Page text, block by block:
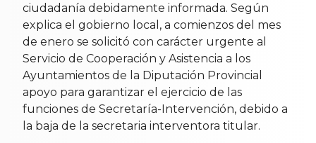
ciudadanía debidamente informada. Según
explica el gobierno local, a comienzos del mes
de enero se solicitó con carácter urgente al
Servicio de Cooperación y Asistencia a los
Ayuntamientos de la Diputación Provincial
apoyo para garantizar el ejercicio de las
funciones de Secretaría-Intervención, debido a
la baja de la secretaria interventora titular.